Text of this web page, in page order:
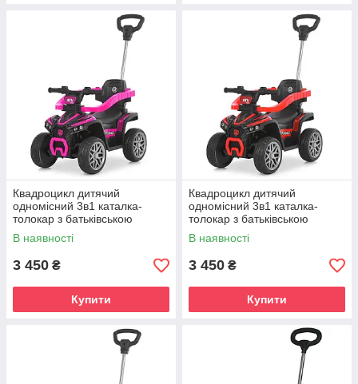
Квадроцикл дитячий
одномісний 3в1 каталка-
толокар з батьківською
ручкою 2.4G р/к акумулятор
6V 4AH мотор 25W EVA-
В наявності
3 450 ₴
Купити
Квадроцикл дитячий
одномісний 3в1 каталка-
толокар з батьківською
ручкою 2.4G р/к акумулятор
6V 4AH мотор 25W EVA-
В наявності
3 450 ₴
Купити